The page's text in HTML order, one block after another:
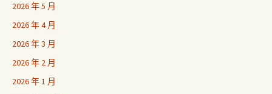
2026 年 5 月
2026 年 4 月
2026 年 3 月
2026 年 2 月
2026 年 1 月